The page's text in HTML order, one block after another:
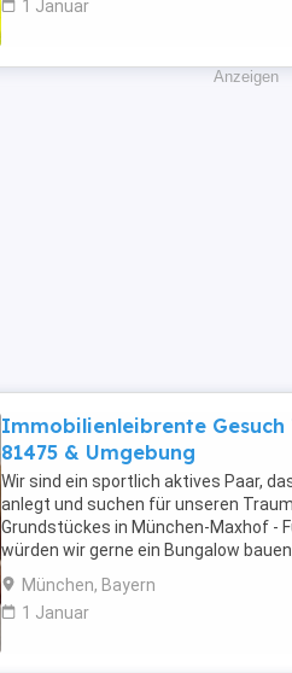
1 Januar
Anzeigen
Immobilienleibrente Gesuch
81475 & Umgebung
Wir sind ein sportlich aktives Paar,
anlegt und suchen für unseren
Grundstückes in München-Maxhof -
würden wir gerne ein Bungalow
Grundstück mindestens 300,00 qm
München, Bayern
1 Januar